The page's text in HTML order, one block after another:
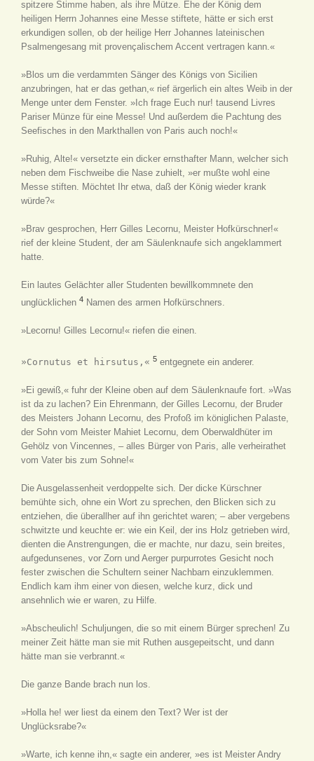
spitzere Stimme haben, als ihre Mütze. Ehe der König dem
heiligen Herrn Johannes eine Messe stiftete, hätte er sich erst
erkundigen sollen, ob der heilige Herr Johannes lateinischen
Psalmengesang mit provençalischem Accent vertragen kann.«
»Blos um die verdammten Sänger des Königs von Sicilien
anzubringen, hat er das gethan,« rief ärgerlich ein altes Weib in der
Menge unter dem Fenster. »Ich frage Euch nur! tausend Livres
Pariser Münze für eine Messe! Und außerdem die Pachtung des
Seefisches in den Markthallen von Paris auch noch!«
»Ruhig, Alte!« versetzte ein dicker ernsthafter Mann, welcher sich
neben dem Fischweibe die Nase zuhielt, »er mußte wohl eine
Messe stiften. Möchtet Ihr etwa, daß der König wieder krank
würde?«
»Brav gesprochen, Herr Gilles Lecornu, Meister Hofkürschner!«
rief der kleine Student, der am Säulenknaufe sich angeklammert
hatte.
Ein lautes Gelächter aller Studenten bewillkommnete den
unglücklichen 4 Namen des armen Hofkürschners.
»Lecornu! Gilles Lecornu!« riefen die einen.
»Cornutus et hirsutus,« 5 entgegnete ein anderer.
»Ei gewiß,« fuhr der Kleine oben auf dem Säulenknaufe fort. »Was
ist da zu lachen? Ein Ehrenmann, der Gilles Lecornu, der Bruder
des Meisters Johann Lecornu, des Profoß im königlichen Palaste,
der Sohn vom Meister Mahiet Lecornu, dem Oberwaldhüter im
Gehölz von Vincennes, – alles Bürger von Paris, alle verheirathet
vom Vater bis zum Sohne!«
Die Ausgelassenheit verdoppelte sich. Der dicke Kürschner
bemühte sich, ohne ein Wort zu sprechen, den Blicken sich zu
entziehen, die überallher auf ihn gerichtet waren; – aber vergebens
schwitzte und keuchte er: wie ein Keil, der ins Holz getrieben wird,
dienten die Anstrengungen, die er machte, nur dazu, sein breites,
aufgedunsenes, vor Zorn und Aerger purpurrotes Gesicht noch
fester zwischen die Schultern seiner Nachbarn einzuklemmen.
Endlich kam ihm einer von diesen, welche kurz, dick und
ansehnlich wie er waren, zu Hilfe.
»Abscheulich! Schuljungen, die so mit einem Bürger sprechen! Zu
meiner Zeit hätte man sie mit Ruthen ausgepeitscht, und dann
hätte man sie verbrannt.«
Die ganze Bande brach nun los.
»Holla he! wer liest da einem den Text? Wer ist der
Unglücksrabe?«
»Warte, ich kenne ihn,« sagte ein anderer, »es ist Meister Andry